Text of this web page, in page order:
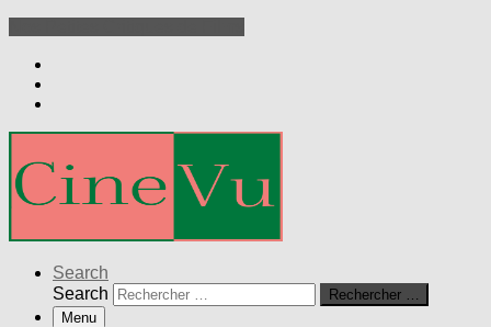
Search
Search
Rechercher …
Menu